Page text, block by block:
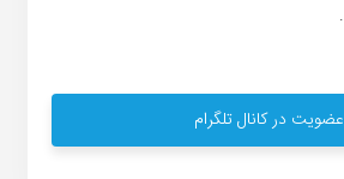
عضویت در کانال تلگرام